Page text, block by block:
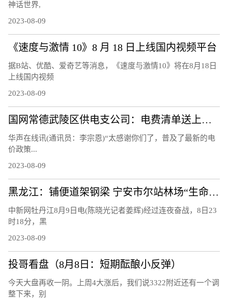
神话世界,
2023-08-09
《速度与激情 10》8 月 18 日上线国内视频平台
据B站、优酷、爱奇艺等消息，《速度与激情10》将在8月18日
上线国内视频
2023-08-09
国网常德武陵区供电支公司：电费清单送上门 让客户用上“明白电”
华声在线讯(通讯员：李宗恩)“太感谢你们了，普及了最新的电
价政策...
2023-08-09
黑龙江：铺便道架钢梁 宁安市尔站林场“生命通道”打通
中新网牡丹江8月9日电(陈晓光记者姜辉)经过连夜奋战，8日23
时18分，黑
2023-08-09
投哥看盘（8月8日：短期酝酿小反弹）
今天大盘再收一阴。上周4大涨后，我们说3322附近还有一个调
整下来，别